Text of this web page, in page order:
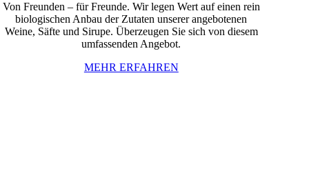
Von Freunden – für Freunde. Wir legen Wert auf einen rein
biologischen Anbau der Zutaten unserer angebotenen
Weine, Säfte und Sirupe. Überzeugen Sie sich von diesem
umfassenden Angebot.
MEHR ERFAHREN